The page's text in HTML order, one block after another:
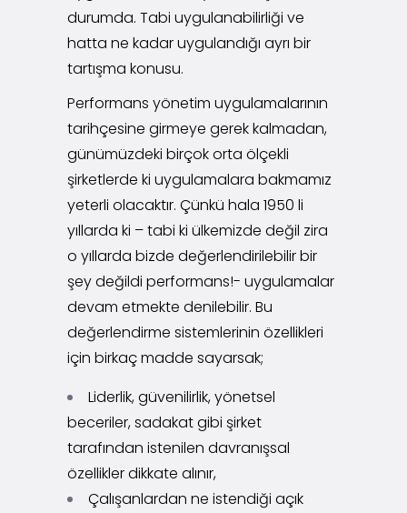
durumda. Tabi uygulanabilirliği ve
hatta ne kadar uygulandığı ayrı bir
tartışma konusu.
Performans yönetim uygulamalarının
tarihçesine girmeye gerek kalmadan,
günümüzdeki birçok orta ölçekli
şirketlerde ki uygulamalara bakmamız
yeterli olacaktır. Çünkü hala 1950 li
yıllarda ki – tabi ki ülkemizde değil zira
o yıllarda bizde değerlendirilebilir bir
şey değildi performans!- uygulamalar
devam etmekte denilebilir. Bu
değerlendirme sistemlerinin özellikleri
için birkaç madde sayarsak;
Liderlik, güvenilirlik, yönetsel
beceriler, sadakat gibi şirket
tarafından istenilen davranışsal
özellikler dikkate alınır,
Çalışanlardan ne istendiği açık